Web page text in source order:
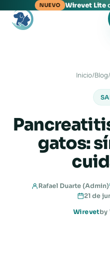
NUEVO Wirevet Lite
Inicio/Blog/
gatos:
Rafael Duarte (Admin)
21 de
Wirevetby